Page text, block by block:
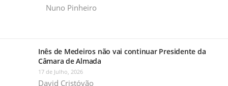
Nuno Pinheiro
Inês de Medeiros não vai continuar Presidente da
Câmara de Almada
17 de Julho, 2026
David Cristóvão